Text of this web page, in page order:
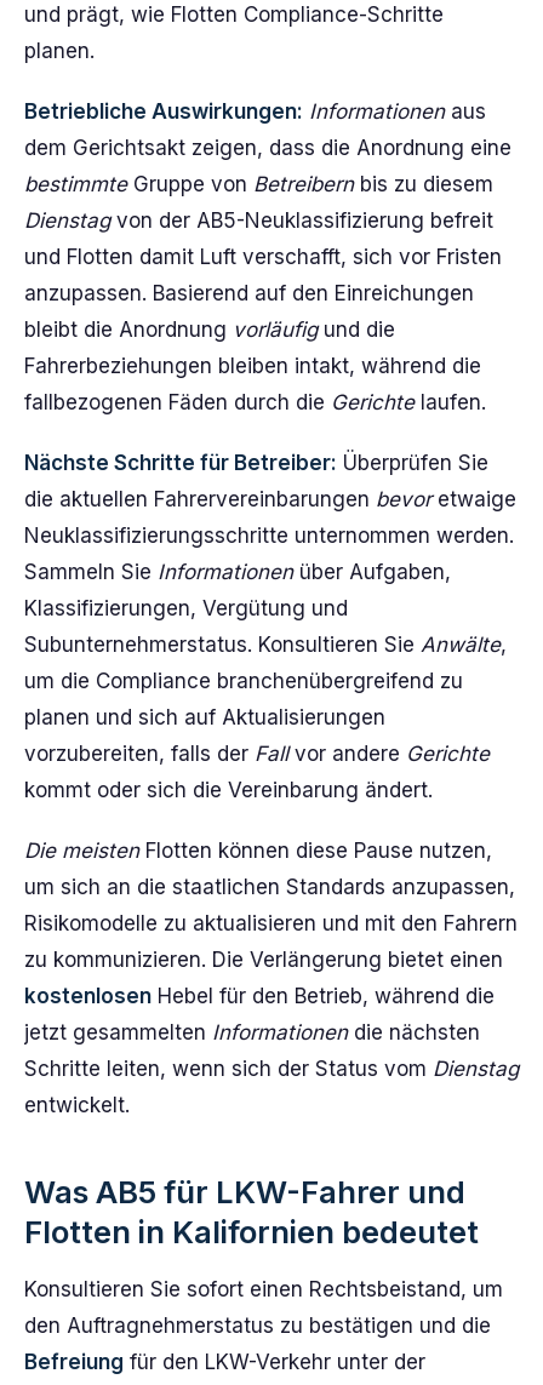
und prägt, wie Flotten Compliance-Schritte
planen.
Betriebliche Auswirkungen: Informationenaus
dem Gerichtsakt zeigen, dass die Anordnung eine
bestimmteGruppe von Betreibernbis zu diesem
Dienstagvon der AB5-Neuklassifizierung befreit
und Flotten damit Luft verschafft, sich vor Fristen
anzupassen. Basierend auf den Einreichungen
bleibt die Anordnung vorläufigund die
Fahrerbeziehungen bleiben intakt, während die
fallbezogenen Fäden durch die Gerichtelaufen.
Nächste Schritte für Betreiber: Überprüfen Sie
die aktuellen Fahrervereinbarungen bevoretwaige
Neuklassifizierungsschritte unternommen werden.
Sammeln Sie Informationenüber Aufgaben,
Klassifizierungen, Vergütung und
Subunternehmerstatus. Konsultieren Sie Anwälte,
um die Compliance branchenübergreifend zu
planen und sich auf Aktualisierungen
vorzubereiten, falls der Fallvor andere Gerichte
kommt oder sich die Vereinbarung ändert.
Die meistenFlotten können diese Pause nutzen,
um sich an die staatlichen Standards anzupassen,
Risikomodelle zu aktualisieren und mit den Fahrern
zu kommunizieren. Die Verlängerung bietet einen
kostenlosen Hebel für den Betrieb, während die
jetzt gesammelten Informationendie nächsten
Schritte leiten, wenn sich der Status vom Dienstag
entwickelt.
Was AB5 für LKW-Fahrer und
Flotten in Kalifornien bedeutet
Konsultieren Sie sofort einen Rechtsbeistand, um
den Auftragnehmerstatus zu bestätigen und die
Befreiung für den LKW-Verkehr unter der